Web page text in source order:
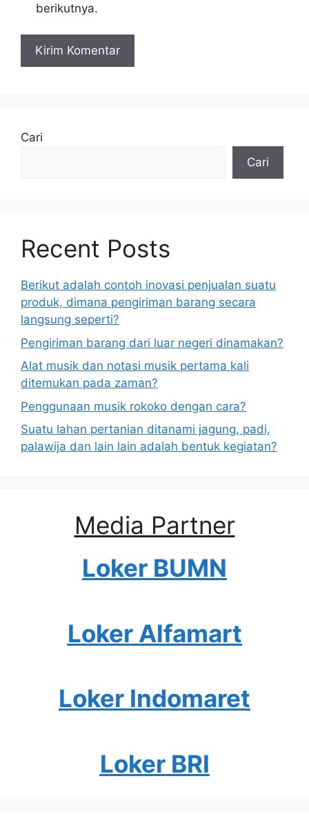
berikutnya.
Cari
Cari
Recent Posts
Berikut adalah contoh inovasi penjualan suatu
produk, dimana pengiriman barang secara
langsung seperti?
Pengiriman barang dari luar negeri dinamakan?
Alat musik dan notasi musik pertama kali
ditemukan pada zaman?
Penggunaan musik rokoko dengan cara?
Suatu lahan pertanian ditanami jagung, padi,
palawija dan lain lain adalah bentuk kegiatan?
Media Partner
Loker BUMN
Loker Alfamart
Loker Indomaret
Loker BRI